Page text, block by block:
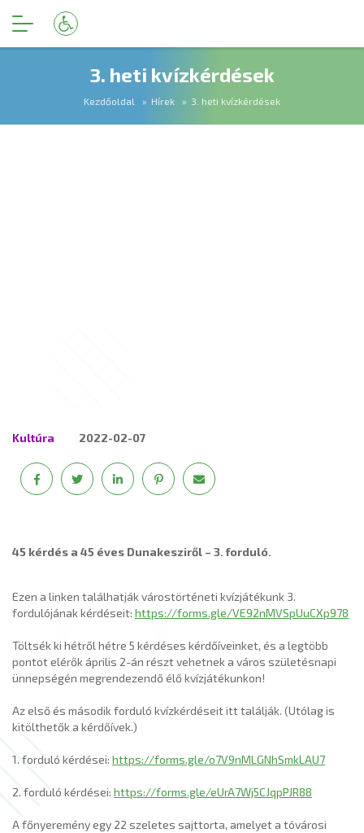
3. heti kvízkérdések
Kezdőoldal Hírek 3. heti kvízkérdések
Kultúra 2022-02-07
45 kérdés a 45 éves Dunakesziről – 3. forduló.
Ezen a linken találhatják várostörténeti kvízjátékunk 3.
fordulójának kérdéseit: https://forms.gle/VE92nMVSpUuCXp978
Töltsék ki hétről hétre 5 kérdéses kérdőíveinket, és a legtöbb
pontot elérők április 2-án részt vehetnek a város születésnapi
ünnepségén megrendezendő élő kvízjátékunkon!
Az első és második forduló kvízkérdéseit itt találják. (Utólag is
kitölthetők a kérdőívek.)
1. forduló kérdései: https://forms.gle/o7V9nMLGNhSmkLAU7
2. forduló kérdései: https://forms.gle/eUrA7Wj5CJqpPJR88
A főnyeremény egy 22 szeletes sajttorta, amelyet a tóvárosi